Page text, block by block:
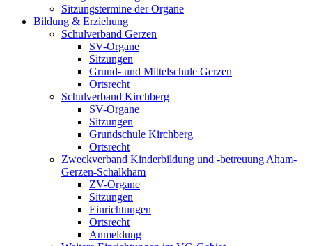
Sitzungstermine der Organe
Bildung & Erziehung
Schulverband Gerzen
SV-Organe
Sitzungen
Grund- und Mittelschule Gerzen
Ortsrecht
Schulverband Kirchberg
SV-Organe
Sitzungen
Grundschule Kirchberg
Ortsrecht
Zweckverband Kinderbildung und -betreuung Aham-
Gerzen-Schalkham
ZV-Organe
Sitzungen
Einrichtungen
Ortsrecht
Anmeldung